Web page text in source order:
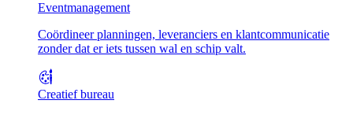
Eventmanagement
Coördineer planningen, leveranciers en klantcommunicatie
zonder dat er iets tussen wal en schip valt.
Creatief bureau